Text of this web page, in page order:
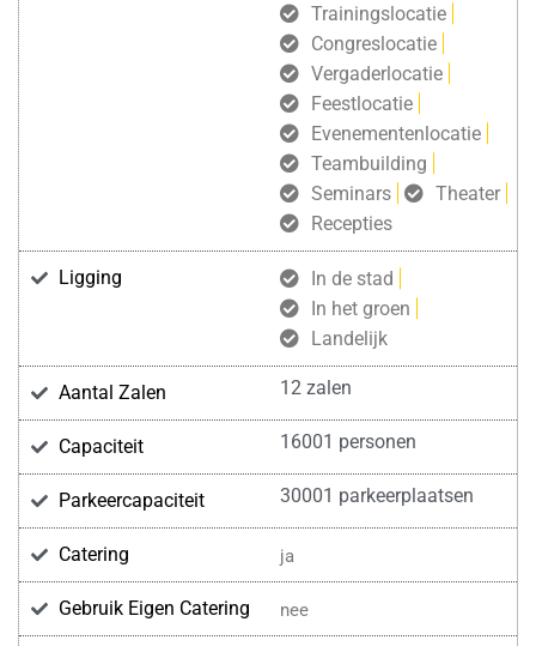
Trainingslocatie
Congreslocatie
Vergaderlocatie
Feestlocatie
Evenementenlocatie
Teambuilding
Seminars
Theater
Recepties
Ligging
In de stad
In het groen
Landelijk
Aantal Zalen 12 zalen
Capaciteit 16001 personen
Parkeercapaciteit 30001 parkeerplaatsen
Catering ja
Gebruik Eigen Catering nee